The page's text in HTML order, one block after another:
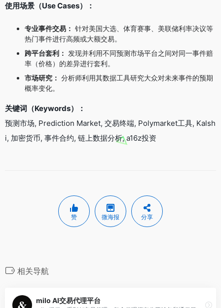
使用场景（Use Cases）：
专业事件交易： 针对美国大选、体育赛事、美联储利率决议等
热门事件进行高频或大额交易。
跨平台套利： 发现并利用不同预测市场平台之间对同一事件赔
率（价格）的差异进行套利。
市场研究： 分析师利用其数据工具研究大众对未来事件的预期
概率变化。
关键词（Keywords）：
预测市场, Prediction Market, 交易终端, Polymarket工具, Kalsh
i, 加密货币, 事件合约, 链上数据分析, a16z投资
赞 微海报 分享
相关导航
milo AI交易代理平台